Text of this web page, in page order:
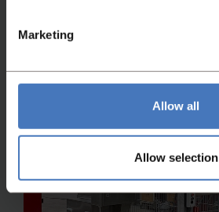
Marketing
Allow all
Allow selection